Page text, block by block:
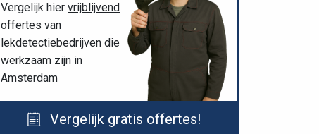
Vergelijk hier vrijblijvend
offertes van
lekdetectiebedrijven die
werkzaam zijn in
Amsterdam
Vergelijk gratis offertes!